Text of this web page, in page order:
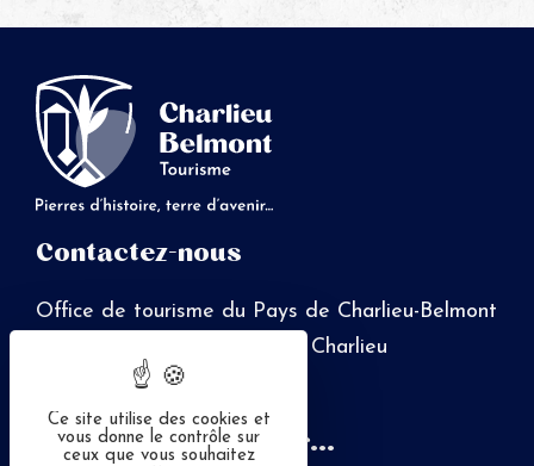
Contactez-nous
Office de tourisme du Pays de Charlieu-Belmont
Place Saint-Philibert - 42190 Charlieu
04 77 60 12 42
On a tant à partager...
Ce site utilise des cookies et
vous donne le contrôle sur
ceux que vous souhaitez